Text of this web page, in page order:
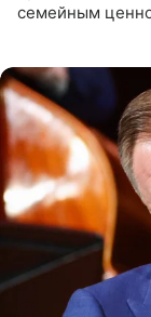
семейным